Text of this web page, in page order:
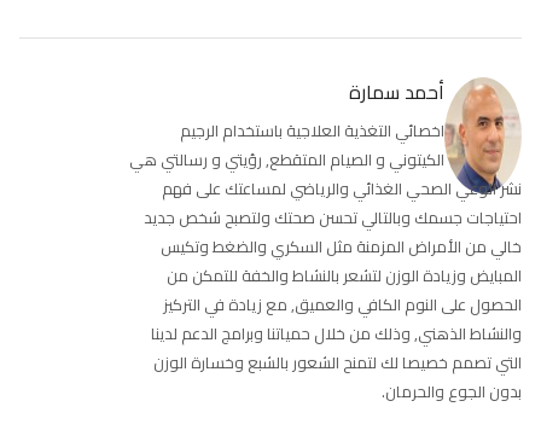
أحمد سمارة
اخصائي التغذية العلاجية باستخدام الرجيم
الكيتوني و الصيام المتقطع, رؤيتي و رسالتي هي
نشر الوعي الصحي الغذائي والرياضي لمساعتك على فهم
احتياجات جسمك وبالتالي تحسن صحتك ولتصبح شخص جديد
خالي من الأمراض المزمنة مثل السكري والضغط وتكيس
المبايض وزيادة الوزن لتشعر بالنشاط والخفة للتمكن من
الحصول على النوم الكافي والعميق, مع زيادة في التركيز
والنشاط الذهني, وذلك من خلال حمياتنا وبرامج الدعم لدينا
التي تصمم خصيصا لك لتمنح الشعور بالشبع وخسارة الوزن
بدون الجوع والحرمان.